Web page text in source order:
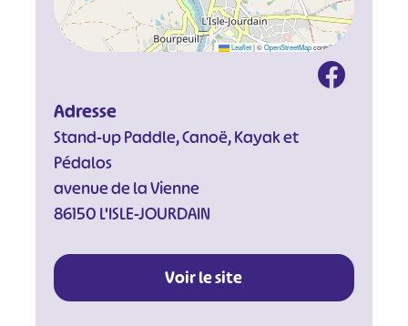
Leaflet |©OpenStreetMapcontributors
Adresse
Stand-up Paddle, Canoë, Kayak et
Pédalos
avenue de la Vienne
86150 L'ISLE-JOURDAIN
Voir le site